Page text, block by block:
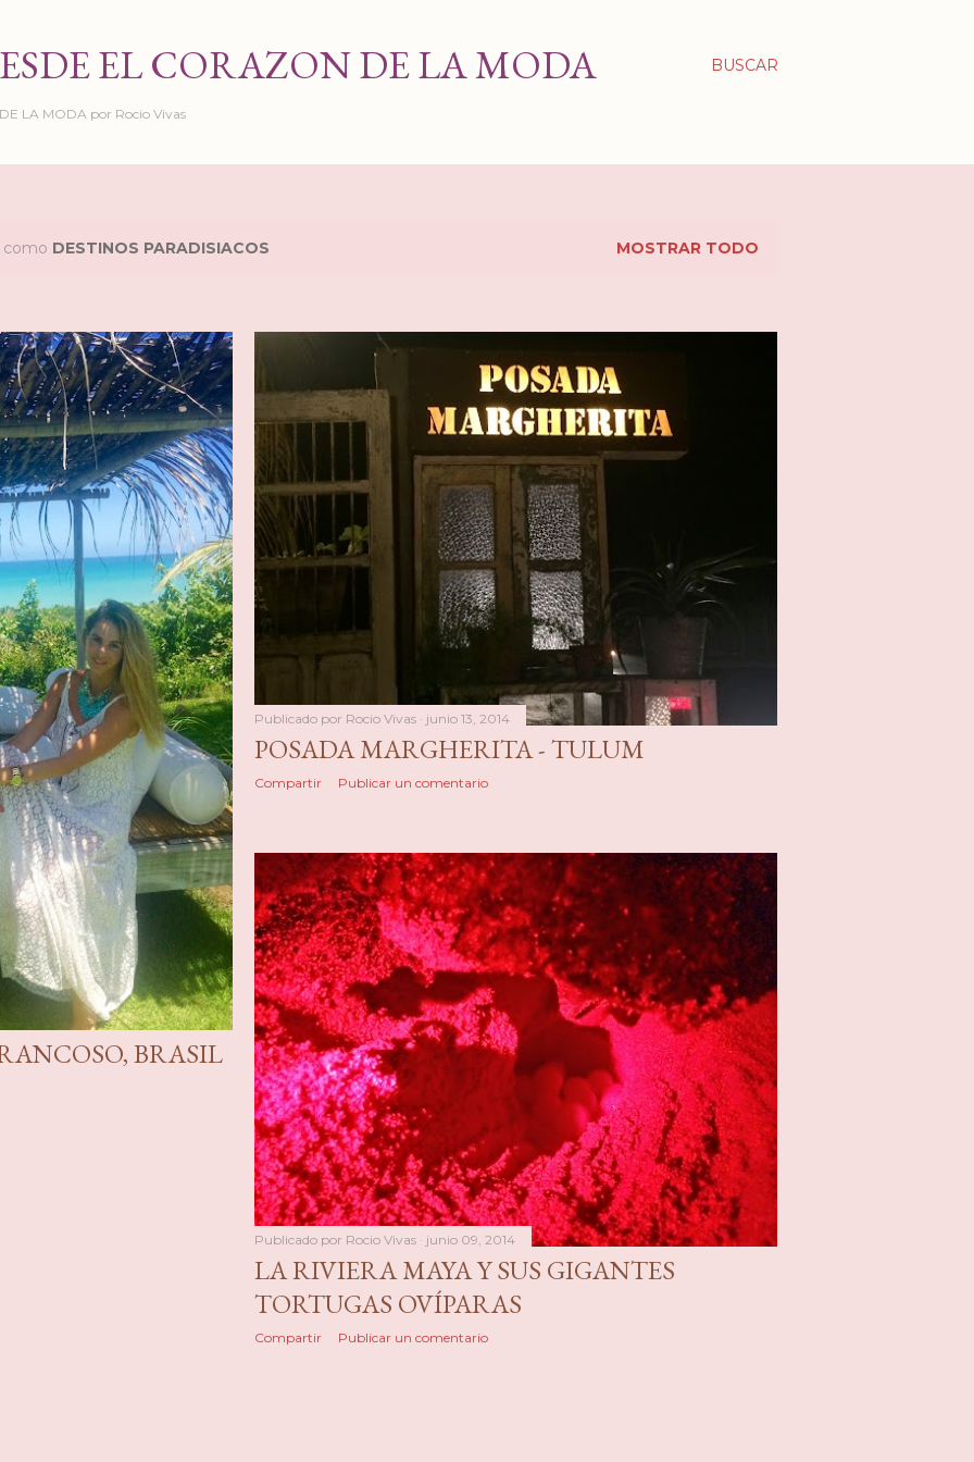
BUSCAR
EL CORAZON DE LA MODA
LA MODA por Rocio Vivas
como DESTINOS PARADISIACOS MOSTRAR TODO
BRASIL
Publicado por Rocio Vivas junio 13, 2014
POSADA MARGHERITA - TULUM
Compartir Publicar un comentario
Publicado por Rocio Vivas junio 09, 2014
LA RIVIERA MAYA Y SUS GIGANTES
TORTUGAS OVÍPARAS
Compartir Publicar un comentario